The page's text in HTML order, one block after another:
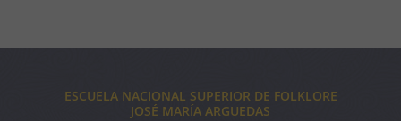
ESCUELA NACIONAL SUPERIOR DE FOLKLORE
JOSÉ MARÍA ARGUEDAS